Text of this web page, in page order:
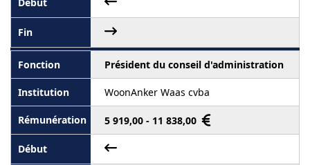
Président du conseil d'administration
WoonAnker Waas cvba
5 919,00 - 11 838,00